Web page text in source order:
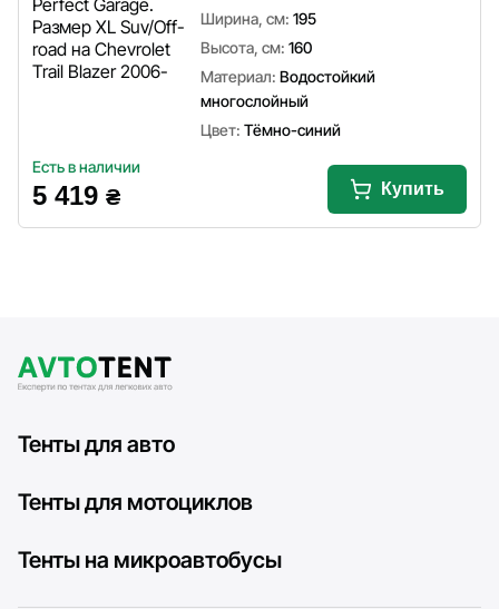
Ширина, см: 195
Высота, см: 160
Материал: Водостойкий
многослойный
Цвет: Тёмно-синий
Есть в наличии
5 419 ₴ Купить
Тенты для авто
Тенты для мотоциклов
Тенты на микроавтобусы